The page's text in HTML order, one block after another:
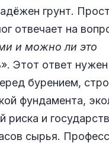
грунт.
отвечает на
и можно ли это
». Этот ответ нужен
бурением,
фундамента,
риска и
сырья.